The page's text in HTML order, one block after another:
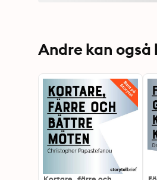
Andre kan også